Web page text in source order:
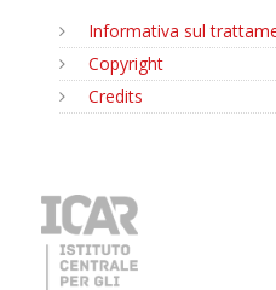
Informativa sul
Copyright
Credits